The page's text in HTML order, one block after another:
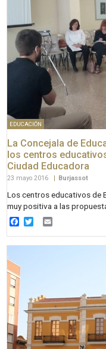
EDUCACIÓN
La Concejala de
los centros
Ciudad Educadora
23 mayo 2016 Burjassot
Los centros educativos de
muy positiva a las
Facebook
Twitter